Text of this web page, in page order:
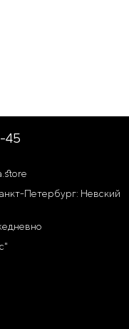
45
Петербург: Невский